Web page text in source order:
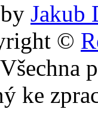
Jakub
©
Všechna
ke